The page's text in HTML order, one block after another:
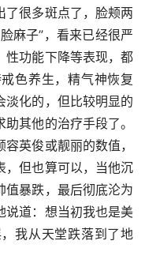
了很多斑点了，脸颊两
麻子”，看来已经很严
性功能下降等表现，都
色养生，精气神恢复
淡化的，但比较明显的
其他的治疗手段了。
英俊或靓丽的数值，
，但也算可以，当他沉
值暴跌，最后彻底沦为
说道：想当初我也是美
我从天堂跌落到了地